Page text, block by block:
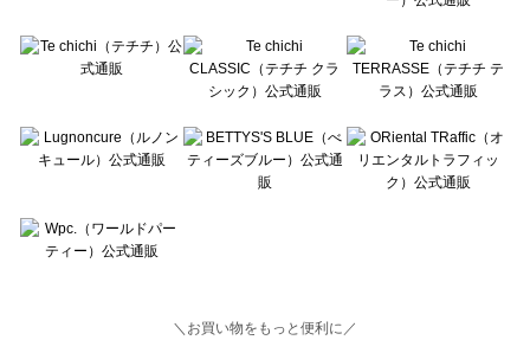
＼お買い物をもっと便利に／